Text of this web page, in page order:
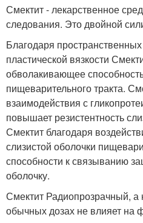
Смектит - лекарственное
следования. Это двойной
Благодаря
пластической вязкости
обволакивающее
пищеварительного тракта.
взаимодействия с
повышает резистентность
Смектит благодаря
слизистой оболочки
способности к связыванию
оболочку.
Смектит Радиопрозрачный, а
обычных дозах не влияет на